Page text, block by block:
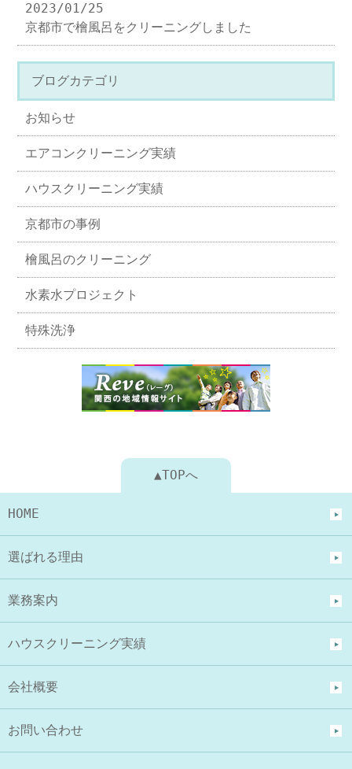
2023/01/25
京都市で檜風呂をクリーニングしました
ブログカテゴリ
お知らせ
エアコンクリーニング実績
ハウスクリーニング実績
京都市の事例
檜風呂のクリーニング
水素水プロジェクト
特殊洗浄
▲TOPへ
HOME
選ばれる理由
業務案内
ハウスクリーニング実績
会社概要
お問い合わせ